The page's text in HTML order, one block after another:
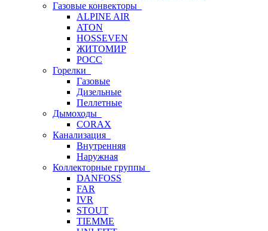
Газовые конвекторы
ALPINE AIR
ATON
HOSSEVEN
ЖИТОМИР
РОСС
Горелки
Газовые
Дизельные
Пеллетные
Дымоходы
CORAX
Канализация
Внутренняя
Наружная
Коллекторные группы
DANFOSS
FAR
IVR
STOUT
TIEMME